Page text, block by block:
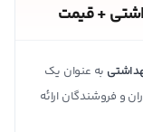
+ قیمت
به عنوان یک
و فروشندگان ارائه